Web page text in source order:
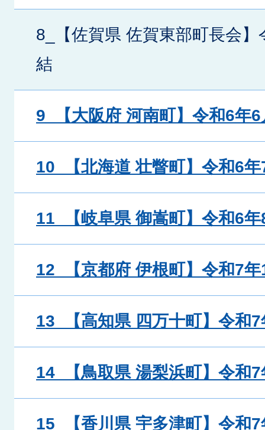
8_【佐賀県 佐賀東部町長会
結
9_【大阪府 河南町】令和6年
10_【北海道 壮瞥町】令和6
11_【岐阜県 御嵩町】令和6
12_【京都府 伊根町】令和7
13_【高知県 四万十町】令和
14_【鳥取県 湯梨浜町】令和
15_【香川県 宇多津町】令和